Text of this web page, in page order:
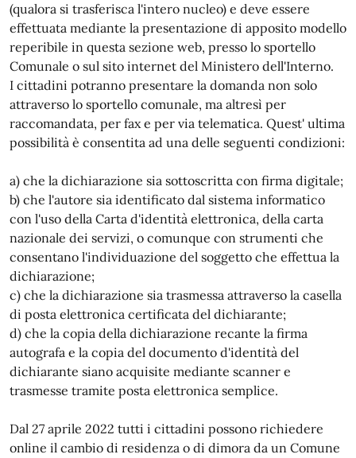
(qualora si trasferisca l'intero nucleo) e deve essere
effettuata mediante la presentazione di apposito modello
reperibile in questa sezione web, presso lo sportello
Comunale o sul sito internet del Ministero dell'Interno.
I cittadini potranno presentare la domanda non solo
attraverso lo sportello comunale, ma altresì per
raccomandata, per fax e per via telematica. Quest' ultima
possibilità è consentita ad una delle seguenti condizioni:
a) che la dichiarazione sia sottoscritta con firma digitale;
b) che l'autore sia identificato dal sistema informatico
con l'uso della Carta d'identità elettronica, della carta
nazionale dei servizi, o comunque con strumenti che
consentano l'individuazione del soggetto che effettua la
dichiarazione;
c) che la dichiarazione sia trasmessa attraverso la casella
di posta elettronica certificata del dichiarante;
d) che la copia della dichiarazione recante la firma
autografa e la copia del documento d'identità del
dichiarante siano acquisite mediante scanner e
trasmesse tramite posta elettronica semplice.
Dal 27 aprile 2022 tutti i cittadini possono richiedere
online il cambio di residenza o di dimora da un Comune